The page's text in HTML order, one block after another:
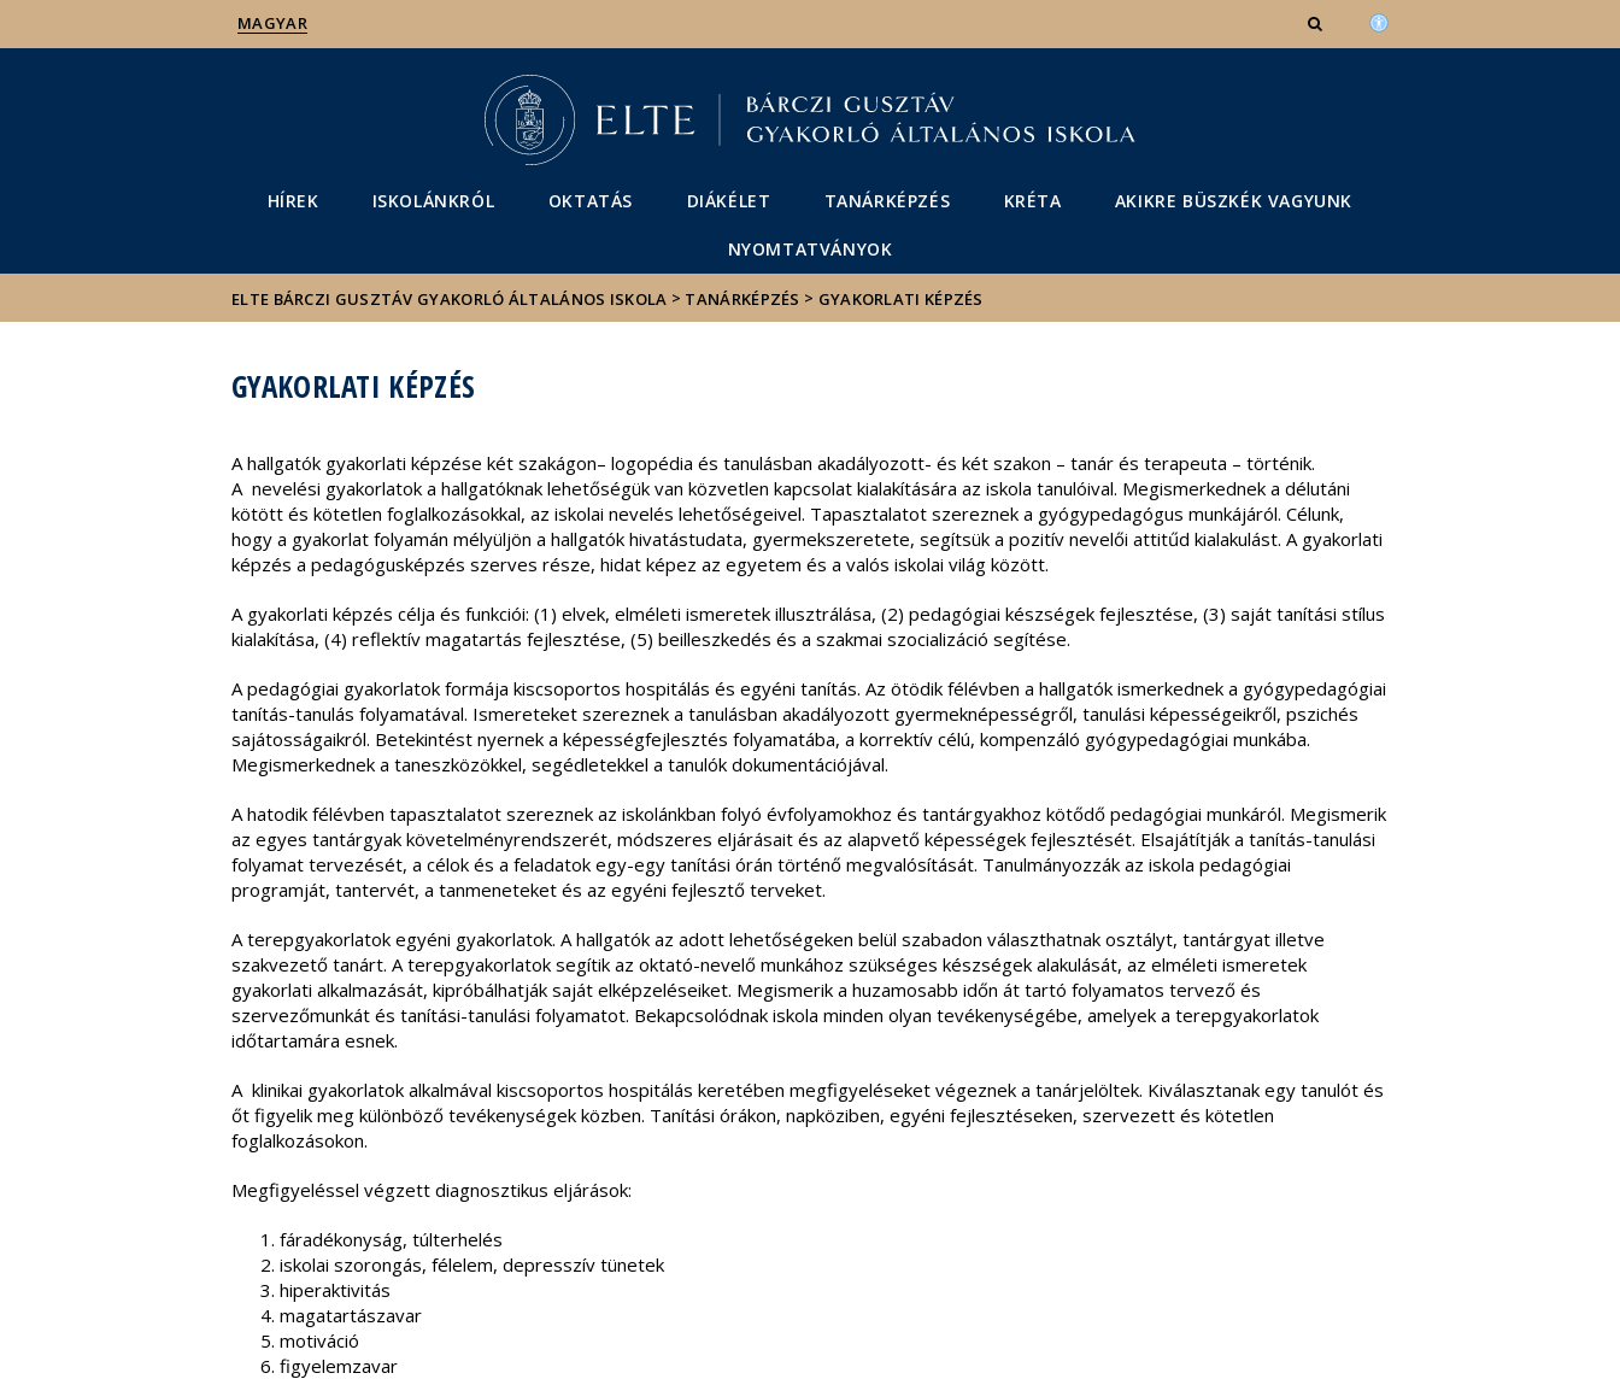
MAGYAR
HÍREK ISKOLÁNKRÓL OKTATÁS DIÁKÉLET TANÁRKÉPZÉS KRÉTA AKIKRE BÜSZKÉK VAGYUNK
NYOMTATVÁNYOK
ELTE BÁRCZI GUSZTÁV GYAKORLÓ ÁLTALÁNOS ISKOLA > TANÁRKÉPZÉS > GYAKORLATI KÉPZÉS
GYAKORLATI KÉPZÉS
A hallgatók gyakorlati képzése két szakágon– logopédia és tanulásban akadályozott- és két szakon – tanár és terapeuta – történik.
A nevelési gyakorlatok a hallgatóknak lehetőségük van közvetlen kapcsolat kialakítására az iskola tanulóival. Megismerkednek a délutáni
kötött és kötetlen foglalkozásokkal, az iskolai nevelés lehetőségeivel. Tapasztalatot szereznek a gyógypedagógus munkájáról. Célunk,
hogy a gyakorlat folyamán mélyüljön a hallgatók hivatástudata, gyermekszeretete, segítsük a pozitív nevelői attitűd kialakulást. A gyakorlati
képzés a pedagógusképzés szerves része, hidat képez az egyetem és a valós iskolai világ között.
A gyakorlati képzés célja és funkciói: (1) elvek, elméleti ismeretek illusztrálása, (2) pedagógiai készségek fejlesztése, (3) saját tanítási stílus
kialakítása, (4) reflektív magatartás fejlesztése, (5) beilleszkedés és a szakmai szocializáció segítése.
A pedagógiai gyakorlatok formája kiscsoportos hospitálás és egyéni tanítás. Az ötödik félévben a hallgatók ismerkednek a gyógypedagógiai
tanítás-tanulás folyamatával. Ismereteket szereznek a tanulásban akadályozott gyermeknépességről, tanulási képességeikről, pszichés
sajátosságaikról. Betekintést nyernek a képességfejlesztés folyamatába, a korrektív célú, kompenzáló gyógypedagógiai munkába.
Megismerkednek a taneszközökkel, segédletekkel a tanulók dokumentációjával.
A hatodik félévben tapasztalatot szereznek az iskolánkban folyó évfolyamokhoz és tantárgyakhoz kötődő pedagógiai munkáról. Megismerik
az egyes tantárgyak követelményrendszerét, módszeres eljárásait és az alapvető képességek fejlesztését. Elsajátítják a tanítás-tanulási
folyamat tervezését, a célok és a feladatok egy-egy tanítási órán történő megvalósítását. Tanulmányozzák az iskola pedagógiai
programját, tantervét, a tanmeneteket és az egyéni fejlesztő terveket.
A terepgyakorlatok egyéni gyakorlatok. A hallgatók az adott lehetőségeken belül szabadon választhatnak osztályt, tantárgyat illetve
szakvezető tanárt. A terepgyakorlatok segítik az oktató-nevelő munkához szükséges készségek alakulását, az elméleti ismeretek
gyakorlati alkalmazását, kipróbálhatják saját elképzeléseiket. Megismerik a huzamosabb időn át tartó folyamatos tervező és
szervezőmunkát és tanítási-tanulási folyamatot. Bekapcsolódnak iskola minden olyan tevékenységébe, amelyek a terepgyakorlatok
időtartamára esnek.
A klinikai gyakorlatok alkalmával kiscsoportos hospitálás keretében megfigyeléseket végeznek a tanárjelöltek. Kiválasztanak egy tanulót és
őt figyelik meg különböző tevékenységek közben. Tanítási órákon, napköziben, egyéni fejlesztéseken, szervezett és kötetlen
foglalkozásokon.
Megfigyeléssel végzett diagnosztikus eljárások:
fáradékonyság, túlterhelés
iskolai szorongás, félelem, depresszív tünetek
hiperaktivitás
magatartászavar
motiváció
figyelemzavar